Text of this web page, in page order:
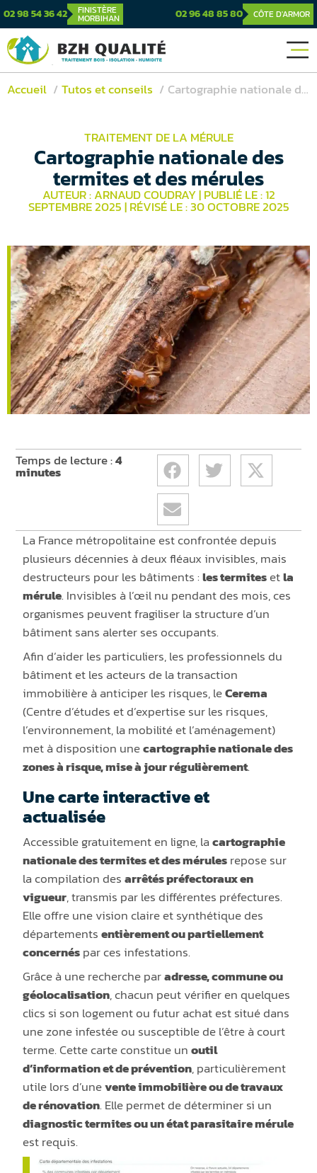
02 98 54 36 42 FINISTÈRE
MORBIHAN 02 96 48 85 80 CÔTE D'ARMOR
Accueil Tutos et conseils Cartographie nationale des termites et des mérules
TRAITEMENT DE LA MÉRULE
Cartographie nationale des
termites et des mérules
AUTEUR : ARNAUD COUDRAY|PUBLIÉ LE : 12
SEPTEMBRE 2025|RÉVISÉ LE : 30 OCTOBRE 2025
Temps de lecture :4
minutes
La France métropolitaine est confrontée depuis
plusieurs décennies à deux fléaux invisibles, mais
destructeurs pour les bâtiments :les termitesetla
mérule. Invisibles à l’œil nu pendant des mois, ces
organismes peuvent fragiliser la structure d’un
bâtiment sans alerter ses occupants.
Afin d’aider les particuliers, les professionnels du
bâtiment et les acteurs de la transaction
immobilière à anticiper les risques, leCerema
(Centre d’études et d’expertise sur les risques,
l’environnement, la mobilité et l’aménagement)
met à disposition unecartographie nationale des
zones à risque, mise à jour régulièrement.
Une carte interactive et
actualisée
Accessible gratuitement en ligne, lacartographie
nationale des termites et des mérulesrepose sur
la compilation desarrêtés préfectoraux en
vigueur, transmis par les différentes préfectures.
Elle offre une vision claire et synthétique des
départementsentièrement ou partiellement
concernéspar ces infestations.
Grâce à une recherche paradresse, commune ou
géolocalisation, chacun peut vérifier en quelques
clics si son logement ou futur achat est situé dans
une zone infestée ou susceptible de l’être à court
terme. Cette carte constitue unoutil
d’information et de prévention, particulièrement
utile lors d’unevente immobilièreou de travaux
de rénovation. Elle permet de déterminer si un
diagnostic termites ou un état parasitaire mérule
est requis.